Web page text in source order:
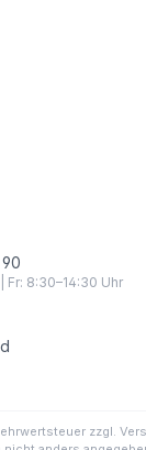
Fr: 8:30–14:30 Uhr
zzgl.